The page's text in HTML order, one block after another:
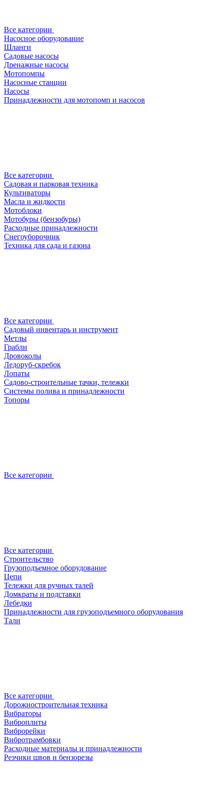
Все категории
Насосное оборудование
Шланги
Садовые насосы
Дренажные насосы
Мотопомпы
Насосные станции
Насосы
Принадлежности для мотопомп и насосов
Все категории
Садовая и парковая техника
Культиваторы
Масла и жидкости
Мотоблоки
Мотобуры (бензобуры)
Расходные принадлежности
Снегоуборочник
Техника для сада и газона
Все категории
Садовый инвентарь и инструмент
Метлы
Грабли
Дровоколы
Ледоруб-скребок
Лопаты
Садово-строительные тачки, тележки
Системы полива и принадлежности
Топоры
Все категории
Все категории
Строительство
Грузоподъемное оборудование
Цепи
Тележки для ручных талей
Домкраты и подставки
Лебедки
Принадлежности для грузоподъемного оборудования
Тали
Все категории
Дорожностроительная техника
Вибраторы
Виброплиты
Виброрейки
Вибротрамбовки
Расходные материалы и принадлежности
Резчики швов и бензорезы